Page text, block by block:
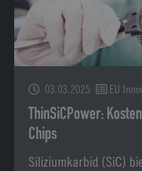
03.03.2025 EU
ThinSiCPower:
Chips
Siliziumkarbid (SiC)